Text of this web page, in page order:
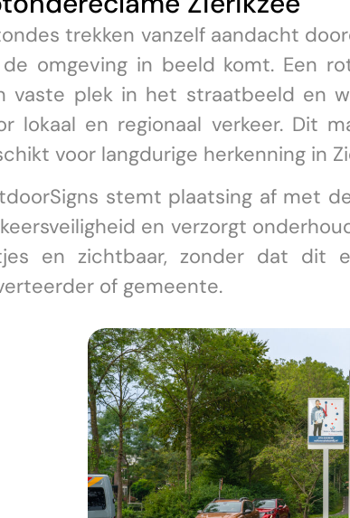
trekken vanzelf aandacht
omgeving in beeld komt. Een
vaste plek in het straatbeeld en
lokaal en regionaal verkeer. Dit
voor langdurige herkenning in
stemt plaatsing af met
en verzorgt
en zichtbaar, zonder dat dit
of gemeente.